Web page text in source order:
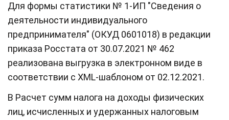
Для формы статистики № 1-ИП "Сведения о
деятельности индивидуального
предпринимателя" (ОКУД 0601018) в редакции
приказа Росстата от 30.07.2021 № 462
реализована выгрузка в электронном виде в
соответствии с XML-шаблоном от 02.12.2021.
В Расчет сумм налога на доходы физических
лиц, исчисленных и удержанных налоговым